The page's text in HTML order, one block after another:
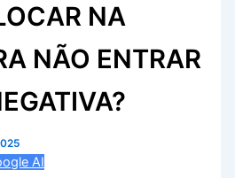
NA
NÃO ENTRAR
AI